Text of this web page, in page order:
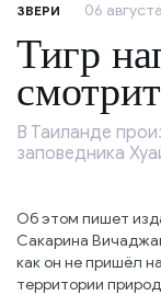
ЗВЕРИ 06
Тигр
В Таиланде
заповедника
Об этом пишет
Сакарина
как он не пришёл
территории